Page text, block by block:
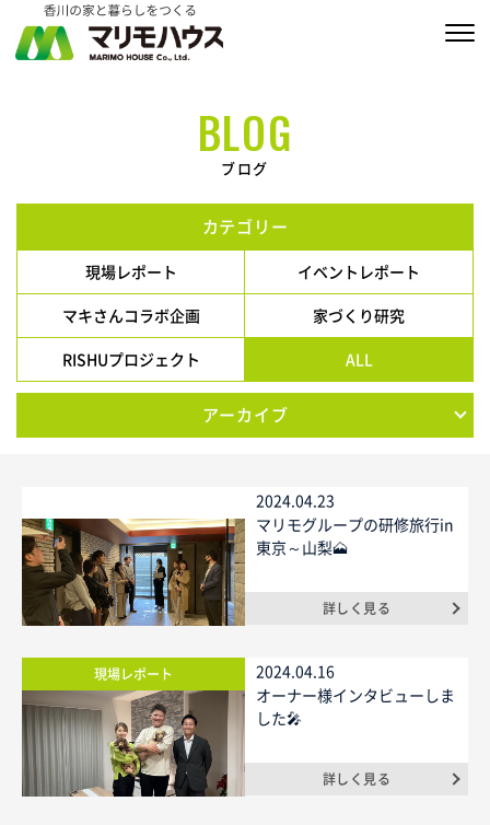
私たちの家づくり
商品ラインナップ
施工実績
MARIMO Life Story
ニュース
イベントに参加
モデルハウスを見る
資料請求・お問い合わせ
プライバシーポリシー
BLOG
ブログ
カテゴリー
現場レポート
イベントレポート
マキさんコラボ企画
家づくり研究
RISHUプロジェクト
ALL
アーカイブ
2024.04.23
マリモグループの研修旅行in
東京～山梨🗻
詳しく見る
現場レポート
2024.04.16
オーナー様インタビューしま
した🎤
詳しく見る